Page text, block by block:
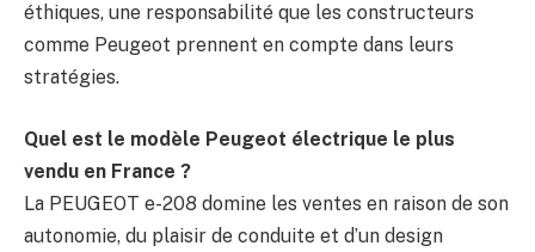
éthiques, une responsabilité que les constructeurs
comme Peugeot prennent en compte dans leurs
stratégies.
Quel est le modèle Peugeot électrique le plus
vendu en France ?
La PEUGEOT e-208 domine les ventes en raison de son
autonomie, du plaisir de conduite et d’un design